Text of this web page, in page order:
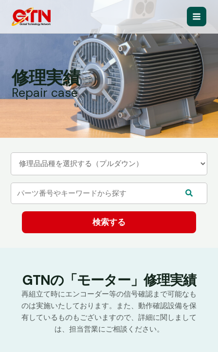
Main
修理実績
Repair case
GTNの「モーター」修理実績
再組立て時にエンコーダー等の信号確認まで可能なも
のは実施いたしております。また、動作確認設備を保
有しているものもございますので、詳細に関しまして
は、担当営業にご相談ください。